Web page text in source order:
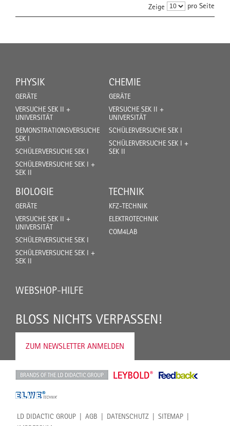
Zeige pro Seite
PHYSIK
GERÄTE
VERSUCHE SEK II +
UNIVERSITÄT
DEMONSTRATIONSVERSUCHE
SEK I
SCHÜLERVERSUCHE SEK I
SCHÜLERVERSUCHE SEK I +
SEK II
CHEMIE
GERÄTE
VERSUCHE SEK II +
UNIVERSITÄT
SCHÜLERVERSUCHE SEK I
SCHÜLERVERSUCHE SEK I +
SEK II
BIOLOGIE
GERÄTE
VERSUCHE SEK II +
UNIVERSITÄT
SCHÜLERVERSUCHE SEK I
SCHÜLERVERSUCHE SEK I +
SEK II
TECHNIK
KFZ-TECHNIK
ELEKTROTECHNIK
COM4LAB
WEBSHOP-HILFE
BLOSS NICHTS VERPASSEN!
ZUM NEWSLETTER ANMELDEN
LD DIDACTIC GROUP AGB DATENSCHUTZ
SITEMAP